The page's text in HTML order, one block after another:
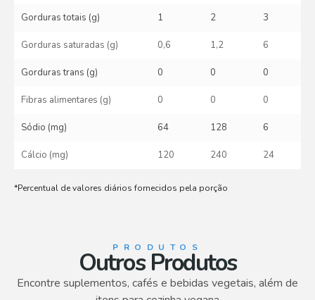
*Percentual de valores diários fornecidos pela porção
Gorduras totais (g) 1 2 3
Gorduras saturadas (g) 0,6 1,2 6
Gorduras trans (g) 0 0 0
Fibras alimentares (g) 0 0 0
Sódio (mg) 64 128 6
Cálcio (mg) 120 240 24
PRODUTOS
Outros Produtos
Encontre suplementos, cafés e bebidas vegetais, além de